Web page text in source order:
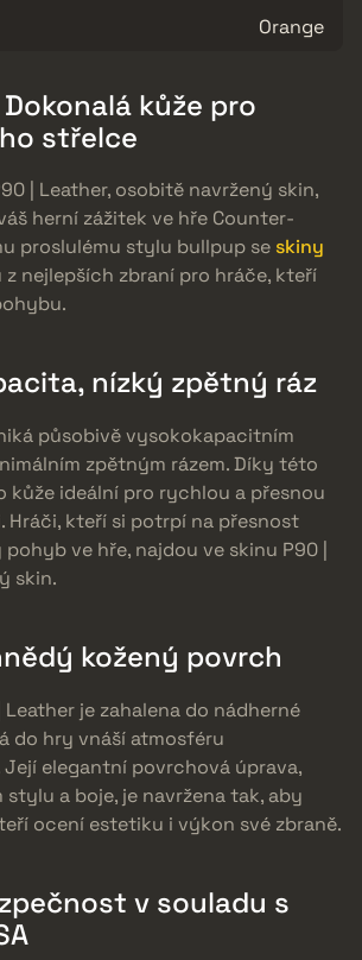
Orange
kůže pro
střelce
| Leather, osobitě navržený skin,
herní zážitek ve hře Counter-
proslulému stylu bullpup se skiny
nejlepších zbraní pro hráče, kteří
nízký zpětný ráz
působivě vysokokapacitním
zpětným rázem. Díky této
kůže ideální pro rychlou a přesnou
Hráči, kteří si potrpí na přesnost
ve hře, najdou ve skinu P90 |
skin.
kožený povrch
Leather je zahalena do nádherné
do hry vnáší atmosféru
elegantní povrchová úprava,
stylu a boje, je navržena tak, aby
ocení estetiku i výkon své zbraně.
v souladu s